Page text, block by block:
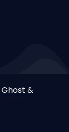
Ghost &